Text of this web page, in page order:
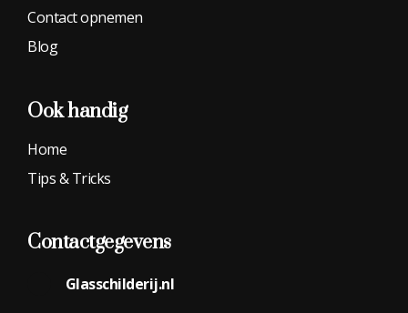
Contact opnemen
Blog
Ook handig
Home
Tips & Tricks
Contactgegevens
Glasschilderij.nl